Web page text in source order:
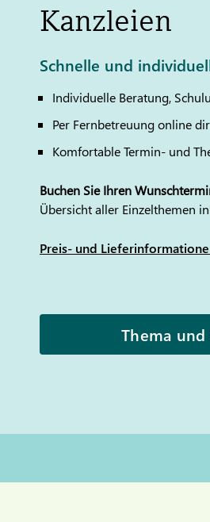
Kanzleien
Schnelle und
Individuelle Beratung,
Per Fernbetreuung online
Komfortable Termin- und
Buchen Sie Ihren
Übersicht aller Einzelthemen
Preis- und
Thema